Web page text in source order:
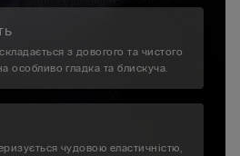
з довогого та чистого
особливо гладка та блискуча.
чудовою еластичністю,